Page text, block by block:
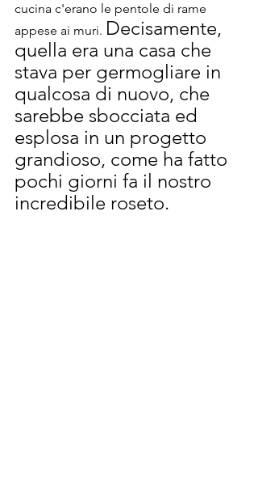
cucina c'erano le pentole di rame
appese ai muri. Decisamente,
quella era una casa che
stava per germogliare in
qualcosa di nuovo, che
sarebbe sbocciata ed
esplosa in un progetto
grandioso, come ha fatto
pochi giorni fa il nostro
incredibile roseto.